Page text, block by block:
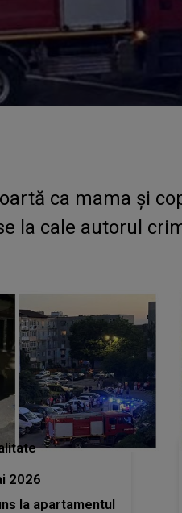
ca mama și
la cale autorul
2026
la apartamentul